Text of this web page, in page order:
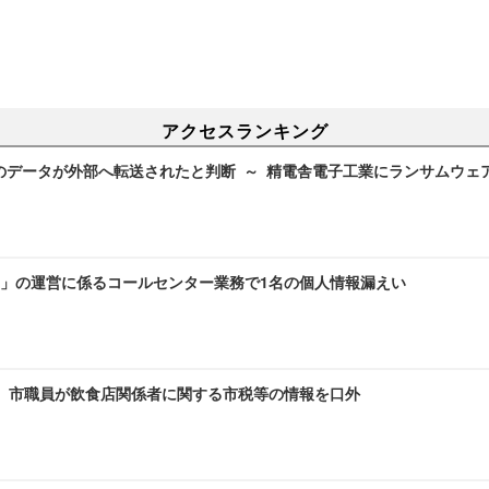
アクセスランキング
データが外部へ転送されたと判断 ～ 精電舎電子工業にランサムウェ
の運営に係るコールセンター業務で1名の個人情報漏えい
職員が飲食店関係者に関する市税等の情報を口外